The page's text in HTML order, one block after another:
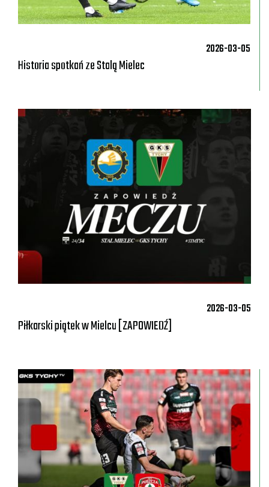
2026-03-05
Historia spotkań ze Stalą Mielec
2026-03-05
Piłkarski piątek w Mielcu [ZAPOWIEDŹ]